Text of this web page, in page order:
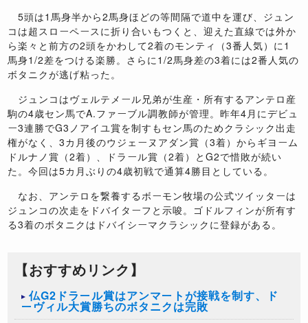
5頭は1馬身半から2馬身ほどの等間隔で道中を運び、ジュン
コは超スローペースに折り合いもつくと、迎えた直線では外か
ら楽々と前方の2頭をかわして2着のモンティ（3番人気）に1
馬身1/2差をつける楽勝。さらに1/2馬身差の3着には2番人気の
ボタニクが逃げ粘った。
ジュンコはヴェルテメール兄弟が生産・所有するアンテロ産
駒の4歳セン馬でA.ファーブル調教師が管理。昨年4月にデビュ
ー3連勝でG3ノアイユ賞を制すもセン馬のためクラシック出走
権がなく、3カ月後のウジェーヌアダン賞（3着）からギヨーム
ドルナノ賞（2着）、ドラール賞（2着）とG2で惜敗が続い
た。今回は5カ月ぶりの4歳初戦で通算4勝目としている。
なお、アンテロを繋養するボーモン牧場の公式ツイッターは
ジュンコの次走をドバイターフと示唆。ゴドルフィンが所有す
る3着のボタニクはドバイシーマクラシックに登録がある。
【おすすめリンク】
仏G2ドラール賞はアンマートが接戦を制す、ド
ーヴィル大賞勝ちのボタニクは完敗